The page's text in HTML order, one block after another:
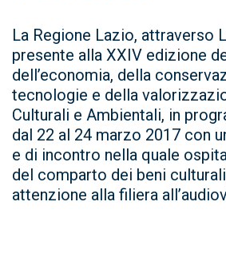
La Regione Lazio, attraverso
presente alla XXIV edizione
dell’economia, della
tecnologie e della
Culturali e Ambientali, in
dal 22 al 24 marzo 2017 con
e di incontro nella quale
del comparto dei beni
attenzione alla filiera